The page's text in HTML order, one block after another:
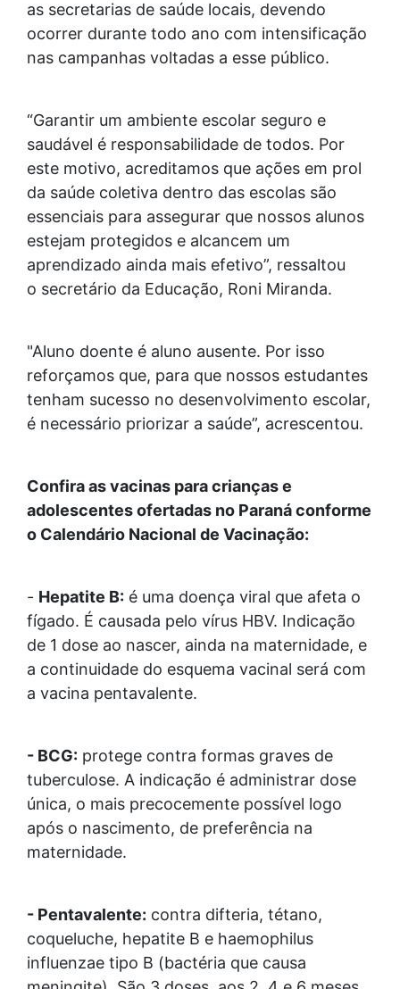
as secretarias de saúde locais, devendo
ocorrer durante todo ano com intensificação
nas campanhas voltadas a esse público.
“Garantir um ambiente escolar seguro e
saudável é responsabilidade de todos. Por
este motivo, acreditamos que ações em prol
da saúde coletiva dentro das escolas são
essenciais para assegurar que nossos alunos
estejam protegidos e alcancem um
aprendizado ainda mais efetivo”, ressaltou
o secretário da Educação, Roni Miranda.
"Aluno doente é aluno ausente. Por isso
reforçamos que, para que nossos estudantes
tenham sucesso no desenvolvimento escolar,
é necessário priorizar a saúde”, acrescentou.
Confira as vacinas para crianças e
adolescentes ofertadas no Paraná conforme
o Calendário Nacional de Vacinação:
- Hepatite B: é uma doença viral que afeta o
fígado. É causada pelo vírus HBV. Indicação
de 1 dose ao nascer, ainda na maternidade, e
a continuidade do esquema vacinal será com
a vacina pentavalente.
- BCG: protege contra formas graves de
tuberculose. A indicação é administrar dose
única, o mais precocemente possível logo
após o nascimento, de preferência na
maternidade.
- Pentavalente: contra difteria, tétano,
coqueluche, hepatite B e haemophilus
influenzae tipo B (bactéria que causa